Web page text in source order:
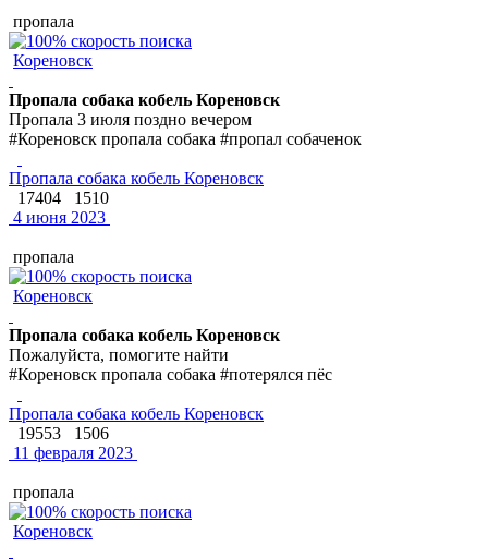
пропала
Кореновск
Пропала собака кобель Кореновск
Пропала 3 июля поздно вечером
#Кореновск пропала собака #пропал собаченок
Пропала собака кобель Кореновск
17404
1510
4 июня 2023
пропала
Кореновск
Пропала собака кобель Кореновск
Пожалуйста, помогите найти
#Кореновск пропала собака #потерялся пёс
Пропала собака кобель Кореновск
19553
1506
11 февраля 2023
пропала
Кореновск